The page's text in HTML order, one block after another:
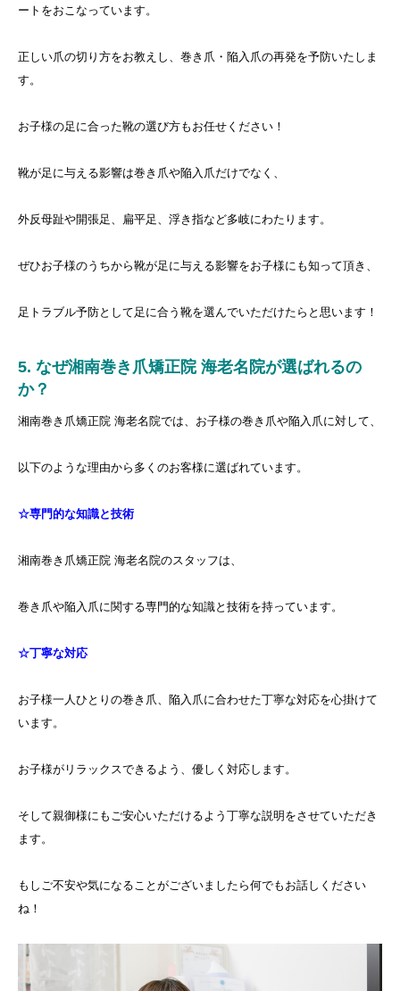
ートをおこなっています。
正しい爪の切り方をお教えし、巻き爪・陥入爪の再発を予防いたしま
す。
お子様の足に合った靴の選び方もお任せください！
靴が足に与える影響は巻き爪や陥入爪だけでなく、
外反母趾や開張足、扁平足、浮き指など多岐にわたります。
ぜひお子様のうちから靴が足に与える影響をお子様にも知って頂き、
足トラブル予防として足に合う靴を選んでいただけたらと思います！
5. なぜ湘南巻き爪矯正院 海老名院が選ばれるの
か？
湘南巻き爪矯正院 海老名院では、お子様の巻き爪や陥入爪に対して、
以下のような理由から多くのお客様に選ばれています。
☆専門的な知識と技術
湘南巻き爪矯正院 海老名院のスタッフは、
巻き爪や陥入爪に関する専門的な知識と技術を持っています。
☆丁寧な対応
お子様一人ひとりの巻き爪、陥入爪に合わせた丁寧な対応を心掛けて
います。
お子様がリラックスできるよう、優しく対応します。
そして親御様にもご安心いただけるよう丁寧な説明をさせていただき
ます。
もしご不安や気になることがございましたら何でもお話しください
ね！